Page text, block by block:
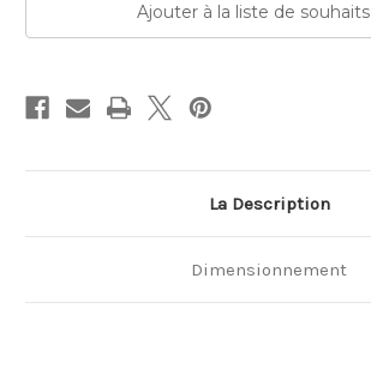
Ajouter à la liste de souhaits
La Description
Dimensionnement